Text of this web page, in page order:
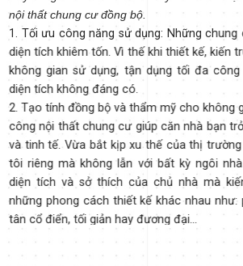
nội thất chung cư đồng bộ.
1. Tối ưu công năng sử dụng: Những
diện tích khiêm tốn. Vì thế khi thiết kế, kiến
không gian sử dụng, tận dụng tối đa
diện tích không đáng có.
2. Tạo tính đồng bộ và thẩm mỹ cho không
công nội thất chung cư giúp căn nhà bạn
và tinh tế. Vừa bắt kịp xu thế của thị
tôi riêng mà không lẫn với bất kỳ ngôi
diện tích và sở thích của chủ nhà mà
những phong cách thiết kế khác nhau như:
tân cổ điển, tối giản hay đương đại…
định hướng và định lượng những nhu cầu